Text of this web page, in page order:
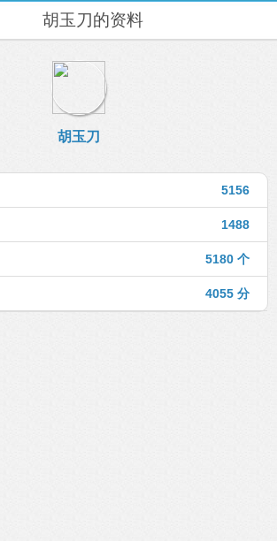
胡玉刀的资料
胡玉刀
5156
1488
5180 个
4055 分